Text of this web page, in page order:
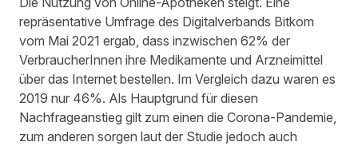
repräsentative Umfrage des Digitalverbands Bitkom
vom Mai 2021 ergab, dass inzwischen 62% der
VerbraucherInnen ihre Medikamente und Arzneimittel
über das Internet bestellen. Im Vergleich dazu waren es
2019 nur 46%. Als Hauptgrund für diesen
Nachfrageanstieg gilt zum einen die Corona-Pandemie,
zum anderen sorgen laut der Studie jedoch auch